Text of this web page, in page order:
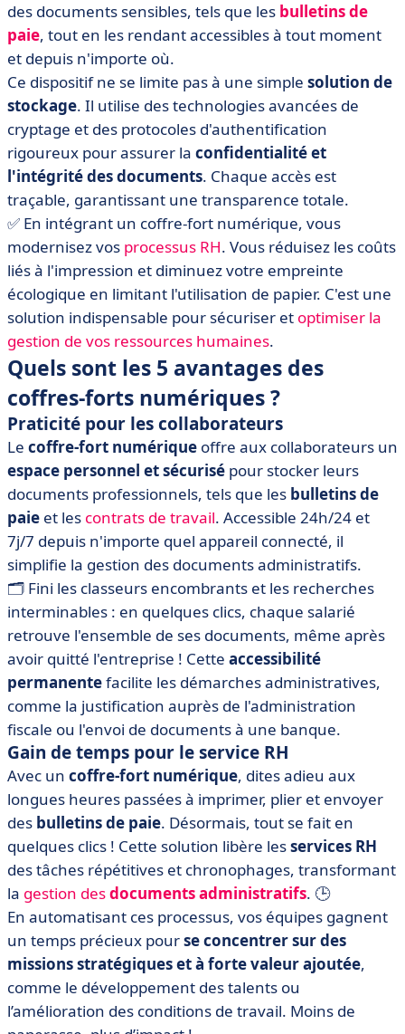
des documents sensibles, tels que les bulletins de
paie, tout en les rendant accessibles à tout moment
et depuis n'importe où.
Ce dispositif ne se limite pas à une simple solution de
stockage. Il utilise des technologies avancées de
cryptage et des protocoles d'authentification
rigoureux pour assurer la confidentialité et
l'intégrité des documents. Chaque accès est
traçable, garantissant une transparence totale.
✅ En intégrant un coffre-fort numérique, vous
modernisez vos processus RH. Vous réduisez les coûts
liés à l'impression et diminuez votre empreinte
écologique en limitant l'utilisation de papier. C'est une
solution indispensable pour sécuriser et optimiser la
gestion de vos ressources humaines.
Quels sont les 5 avantages des
coffres-forts numériques ?
Praticité pour les collaborateurs
Le coffre-fort numérique offre aux collaborateurs un
espace personnel et sécurisé pour stocker leurs
documents professionnels, tels que les bulletins de
paie et les contrats de travail. Accessible 24h/24 et
7j/7 depuis n'importe quel appareil connecté, il
simplifie la gestion des documents administratifs.
🗂️ Fini les classeurs encombrants et les recherches
interminables : en quelques clics, chaque salarié
retrouve l'ensemble de ses documents, même après
avoir quitté l'entreprise ! Cette accessibilité
permanentefacilite les démarches administratives,
comme la justification auprès de l'administration
fiscale ou l'envoi de documents à une banque.
Gain de temps pour le service RH
Avec un coffre-fort numérique, dites adieu aux
longues heures passées à imprimer, plier et envoyer
des bulletins de paie. Désormais, tout se fait en
quelques clics ! Cette solution libère lesservices RH
des tâches répétitives et chronophages, transformant
la gestion desdocuments administratifs. 🕒
En automatisant ces processus, vos équipes gagnent
un temps précieux pourse concentrer sur des
missions stratégiques et à forte valeur ajoutée,
comme le développement des talents ou
l’amélioration des conditions de travail. Moins de